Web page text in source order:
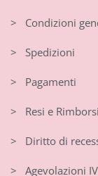
> Condizioni
> Spedizioni
> Pagamenti
> Resi e Rimborsi
> Diritto di
> Agevolazioni